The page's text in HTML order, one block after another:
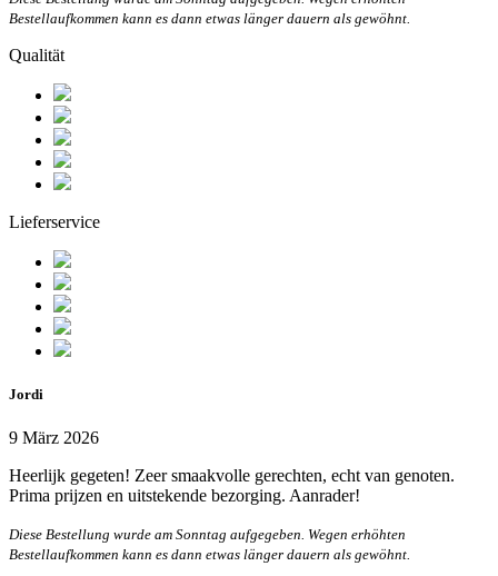
Bestellaufkommen kann es dann etwas länger dauern als gewöhnt.
Qualität
Lieferservice
Jordi
9 März 2026
Heerlijk gegeten! Zeer smaakvolle gerechten, echt van genoten.
Prima prijzen en uitstekende bezorging. Aanrader!
Diese Bestellung wurde am Sonntag aufgegeben. Wegen erhöhten
Bestellaufkommen kann es dann etwas länger dauern als gewöhnt.